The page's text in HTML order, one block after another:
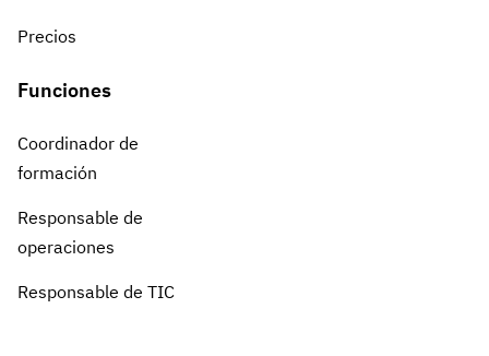
Precios
Funciones
Coordinador de
formación
Responsable de
operaciones
Responsable de TIC